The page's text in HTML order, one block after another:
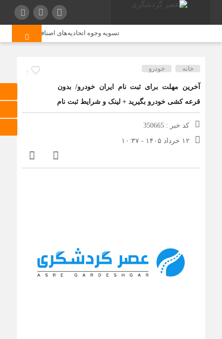
تسویه وجوه اتحادیه‌های اصناف با تأخیر
7
خانه خودرو
آخرین مهلت برای ثبت نام ایران خودرو/ بدون
قرعه کشی خودرو بگیرید + لینک و شرایط ثبت نام
کد خبر : 350665
۱۲ خرداد ۱۴۰۵ - ۱۰:۳۷